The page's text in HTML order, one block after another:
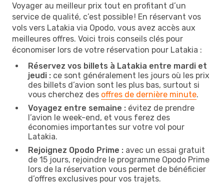
Voyager au meilleur prix tout en profitant d’un
service de qualité, c’est possible ! En réservant vos
vols vers Latakia via Opodo, vous avez accès aux
meilleures offres. Voici trois conseils clés pour
économiser lors de votre réservation pour Latakia :
Réservez vos billets à Latakia entre mardi et
jeudi : ce sont généralement les jours où les prix
des billets d’avion sont les plus bas, surtout si
vous cherchez des offres de dernière minute.
Voyagez entre semaine : évitez de prendre
l’avion le week-end, et vous ferez des
économies importantes sur votre vol pour
Latakia.
Rejoignez Opodo Prime : avec un essai gratuit
de 15 jours, rejoindre le programme Opodo Prime
lors de la réservation vous permet de bénéficier
d’offres exclusives pour vos trajets.